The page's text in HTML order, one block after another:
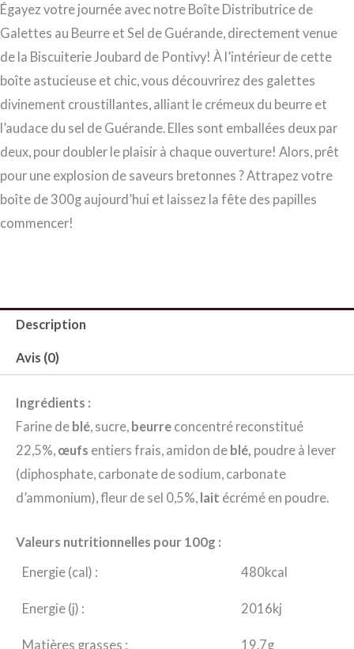
Égayez votre journée avec notre Boîte Distributrice de
Galettes au Beurre et Sel de Guérande, directement venue
de la Biscuiterie Joubard de Pontivy! À l’intérieur de cette
boîte astucieuse et chic, vous découvrirez des galettes
divinement croustillantes, alliant le crémeux du beurre et
l’audace du sel de Guérande. Elles sont emballées deux par
deux, pour doubler le plaisir à chaque ouverture! Alors, prêt
pour une explosion de saveurs bretonnes ? Attrapez votre
boîte de 300g aujourd’hui et laissez la fête des papilles
commencer!
Description
Avis (0)
Ingrédients :
Farine de blé , sucre, beurre concentré reconstitué
22,5%, œufs entiers frais, amidon de blé, poudre à lever
(diphosphate, carbonate de sodium, carbonate
d’ammonium), fleur de sel 0,5%, lait écrémé en poudre.
Valeurs nutritionnelles pour 100g :
Energie (cal) :
480kcal
Energie (j) : 2016kj
Matières grasses : 19.7g